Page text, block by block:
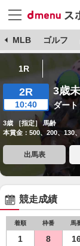
MLB ゴルフ
1R
2R
10:40
3歳
ダー
3歳 ［指定］ 馬齢
本賞金：500、200、130
出馬表
競走成績
着順 枠番 馬
1 8